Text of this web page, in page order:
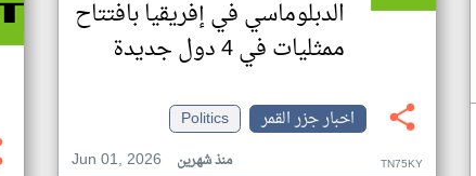
الدبلوماسي في إفريقيا بافتتاح
ممثليات في 4 دول جديدة
اخبار جزر القمر
Politics
Jun 01, 2026
منذ شهرين TN75KY